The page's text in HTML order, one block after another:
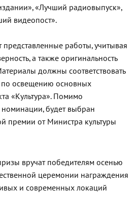
«Лучший радиовыпуск»,
видеопост».
работы, учитывая
а также оригинальность
должны соответствовать
по освещению основных
«Культура». Помимо
будет выбран
премии от Министра культуры
вручат победителям осенью
церемонии награждения
и современных локаций